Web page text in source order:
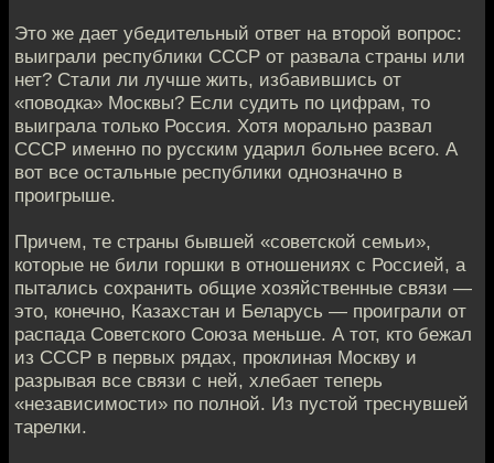
Это же дает убедительный ответ на второй вопрос:
выиграли республики СССР от развала страны или
нет? Стали ли лучше жить, избавившись от
«поводка» Москвы? Если судить по цифрам, то
выиграла только Россия. Хотя морально развал
СССР именно по русским ударил больнее всего. А
вот все остальные республики однозначно в
проигрыше.
Причем, те страны бывшей «советской семьи»,
которые не били горшки в отношениях с Россией, а
пытались сохранить общие хозяйственные связи —
это, конечно, Казахстан и Беларусь — проиграли от
распада Советского Союза меньше. А тот, кто бежал
из СССР в первых рядах, проклиная Москву и
разрывая все связи с ней, хлебает теперь
«независимости» по полной. Из пустой треснувшей
тарелки.